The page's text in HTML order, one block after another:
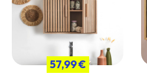
57,99 €